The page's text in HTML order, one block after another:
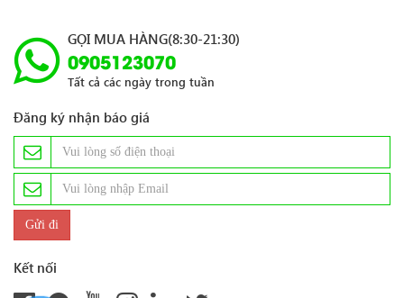
GỌI MUA HÀNG(8:30-21:30)
0905123070
Tất cả các ngày trong tuần
Đăng ký nhận báo giá
Kết nối